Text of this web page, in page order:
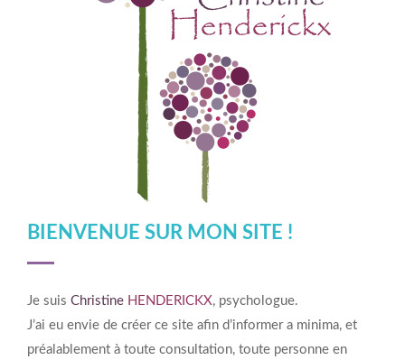
BIENVENUE SUR MON SITE !
Je suis Christine HENDERICKX, psychologue.
J’ai eu envie de créer ce site afin d’informer a minima, et
préalablement à toute consultation, toute personne en